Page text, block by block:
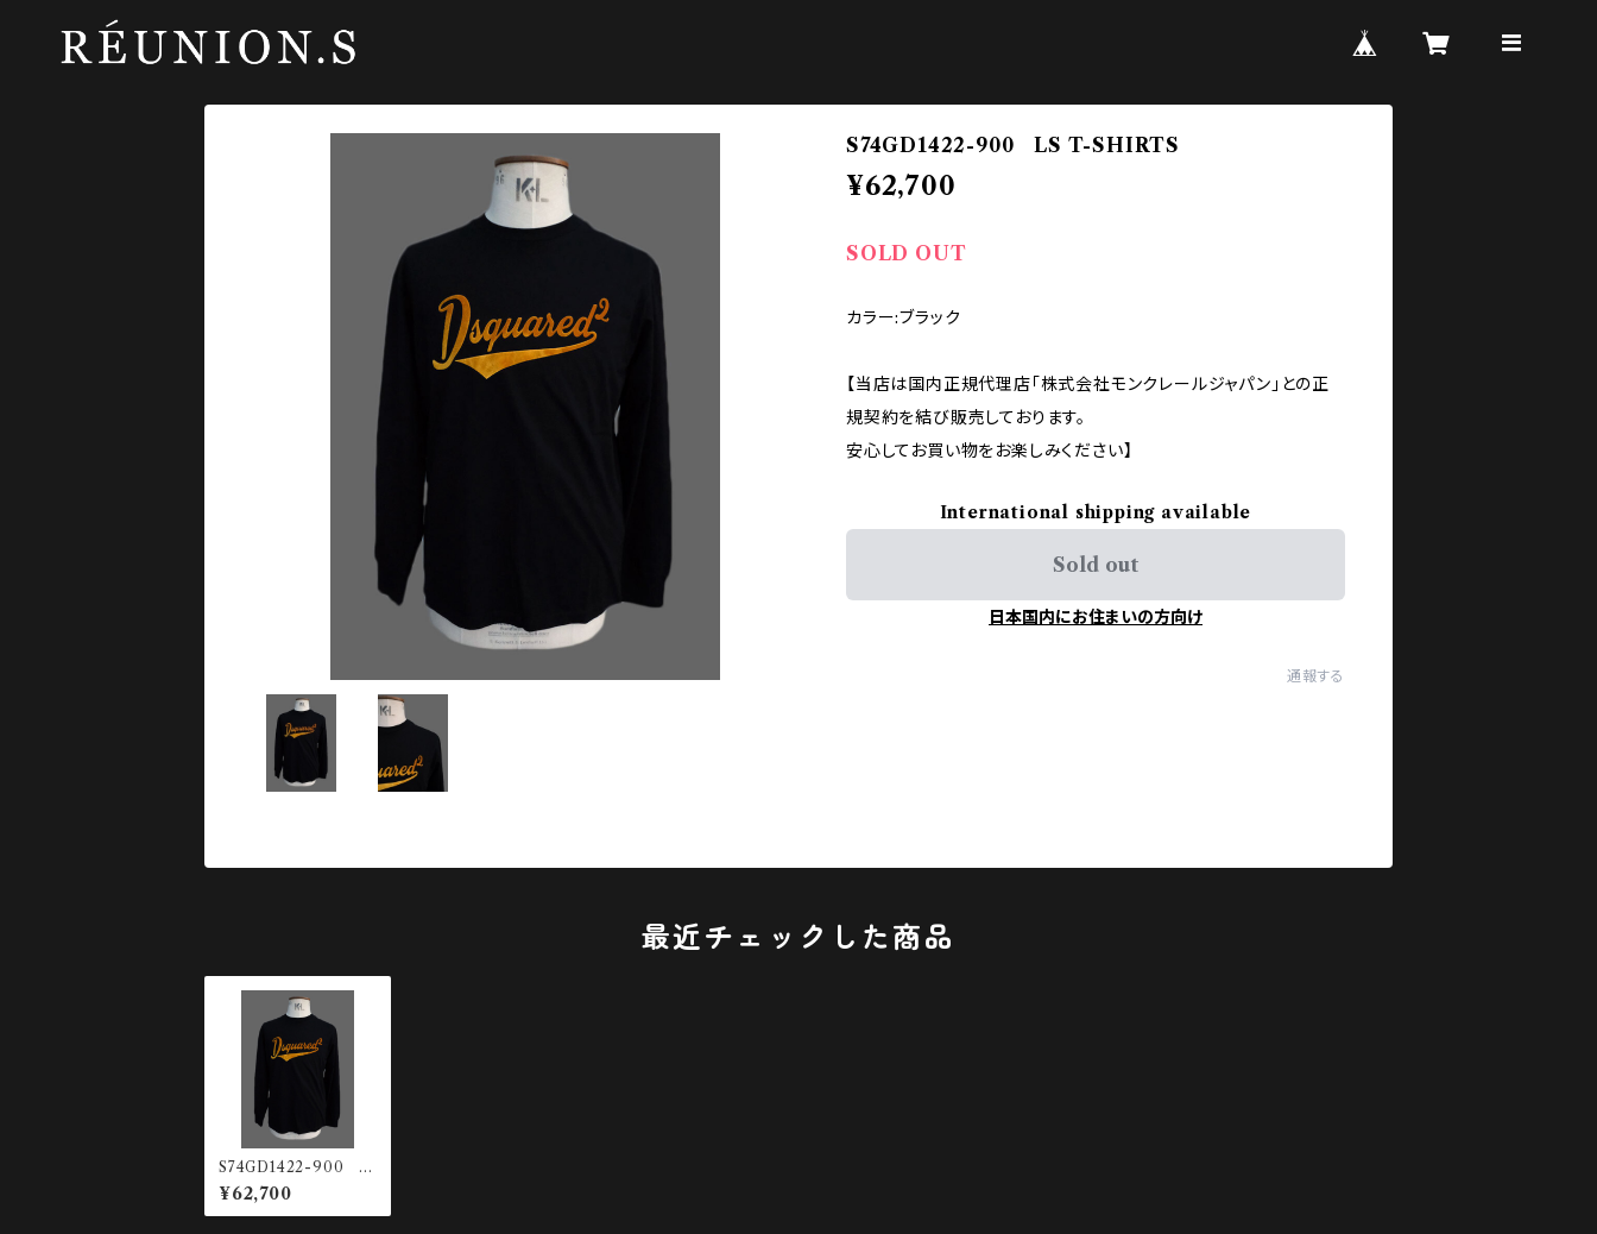
S74GD1422-900 LS T-SHIRTS
¥62,700
SOLD OUT
カラー:ブラック
【当店は国内正規代理店「株式会社モンクレールジャパン」との正
規契約を結び販売しております。
安心してお買い物をお楽しみください】
International shipping available
Sold out
日本国内にお住まいの方向け
通報する
最近チェックした商品
S74GD1422-900 L
S T-SHIRTS
¥62,700